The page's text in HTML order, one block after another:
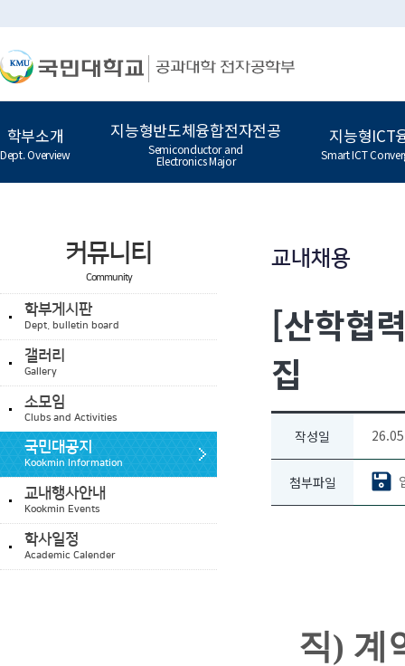
학부소개
Dept. Overview
지능형반도체융합전자전공
Semiconductor and
Electronics Major
지능형ICT
Smart ICT
커뮤니티
Community
학부게시판
Dept. bulletin board
갤러리
Gallery
소모임
Clubs and Activities
국민대공지
Kookmin Information
교내행사안내
Kookmin Events
학사일정
Academic Calender
교내채용
[산학협
집
작성일
첨부파일
직) 계